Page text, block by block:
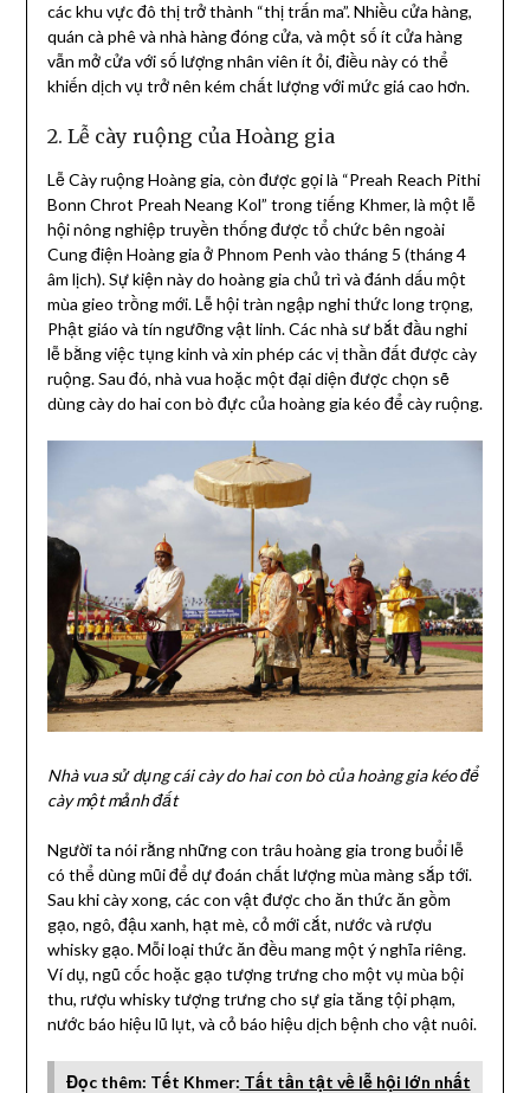
các khu vực đô thị trở thành “thị trấn ma”. Nhiều cửa hàng,
quán cà phê và nhà hàng đóng cửa, và một số ít cửa hàng
vẫn mở cửa với số lượng nhân viên ít ỏi, điều này có thể
khiến dịch vụ trở nên kém chất lượng với mức giá cao hơn.
2. Lễ cày ruộng của Hoàng gia
Lễ Cày ruộng Hoàng gia, còn được gọi là “Preah Reach Pithi
Bonn Chrot Preah Neang Kol” trong tiếng Khmer, là một lễ
hội nông nghiệp truyền thống được tổ chức bên ngoài
Cung điện Hoàng gia ở Phnom Penh vào tháng 5 (tháng 4
âm lịch). Sự kiện này do hoàng gia chủ trì và đánh dấu một
mùa gieo trồng mới. Lễ hội tràn ngập nghi thức long trọng,
Phật giáo và tín ngưỡng vật linh. Các nhà sư bắt đầu nghi
lễ bằng việc tụng kinh và xin phép các vị thần đất được cày
ruộng. Sau đó, nhà vua hoặc một đại diện được chọn sẽ
dùng cày do hai con bò đực của hoàng gia kéo để cày ruộng.
Nhà vua sử dụng cái cày do hai con bò của hoàng gia kéo để
cày một mảnh đất
Người ta nói rằng những con trâu hoàng gia trong buổi lễ
có thể dùng mũi để dự đoán chất lượng mùa màng sắp tới.
Sau khi cày xong, các con vật được cho ăn thức ăn gồm
gạo, ngô, đậu xanh, hạt mè, cỏ mới cắt, nước và rượu
whisky gạo. Mỗi loại thức ăn đều mang một ý nghĩa riêng.
Ví dụ, ngũ cốc hoặc gạo tượng trưng cho một vụ mùa bội
thu, rượu whisky tượng trưng cho sự gia tăng tội phạm,
nước báo hiệu lũ lụt, và cỏ báo hiệu dịch bệnh cho vật nuôi.
Đọc thêm: Tết Khmer: Tất tần tật về lễ hội lớn nhất